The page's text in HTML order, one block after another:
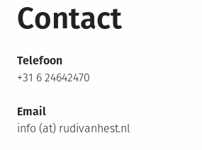
Contact
Telefoon
+31 6 24642470
Email
info (at) rudivanhest.nl